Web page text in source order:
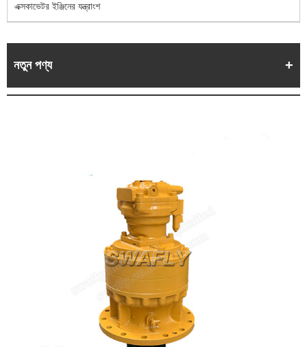
এক্সকাভেটর ইঞ্জিনের যন্ত্রাংশ
নতুন পণ্য